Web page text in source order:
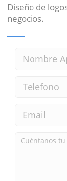
Diseño de
negocios.